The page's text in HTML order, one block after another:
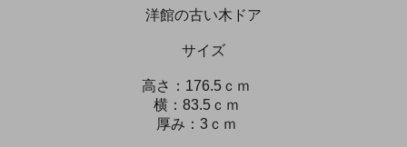
洋館の古い木ドア
サイズ
高さ：176.5ｃｍ
横：83.5ｃｍ
厚み：3ｃｍ